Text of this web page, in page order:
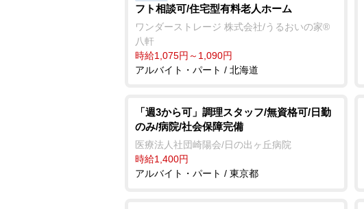
フト相談可/住宅型有料老人ホーム
ワンダーストレージ 株式会社/うるおいの家®
八軒
時給1,075円～1,090円
アルバイト・パート / 北海道
「週3から可」調理スタッフ/無資格可/日勤
のみ/病院/社会保障完備
医療法人社団崎陽会/日の出ヶ丘病院
時給1,400円
アルバイト・パート / 東京都